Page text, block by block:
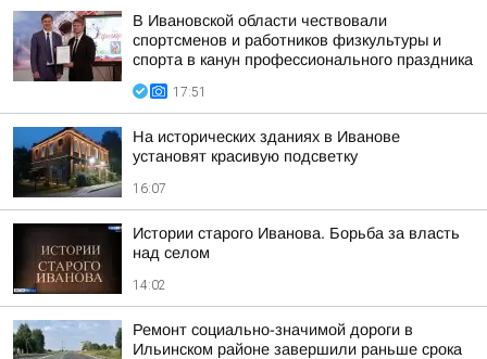
В Ивановской области чествовали
спортсменов и работников физкультуры и
спорта в канун профессионального праздника
17:51
На исторических зданиях в Иванове
установят красивую подсветку
16:07
Истории старого Иванова. Борьба за власть
над селом
14:02
Ремонт социально-значимой дороги в
Ильинском районе завершили раньше срока